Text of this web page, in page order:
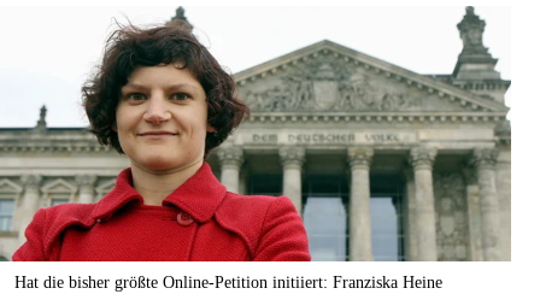
berlin
nord
wahrheit
verlag
Hat die bisher größte Online-Petition initiiert: Franziska Heine